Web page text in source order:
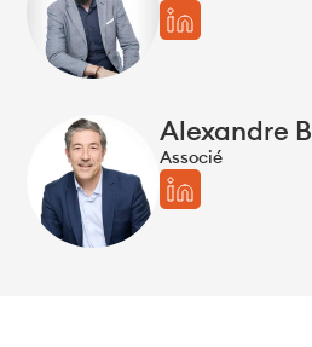
Alexandre B
Associé